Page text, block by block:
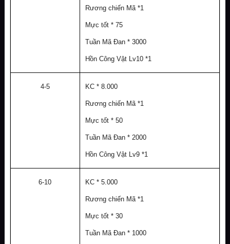
Rương chiến Mã *1
Mực tốt * 75
Tuần Mã Đan * 3000
Hồn Công Vật Lv10 *1
4-5 KC * 8.000
Rương chiến Mã *1
Mực tốt * 50
Tuần Mã Đan * 2000
Hồn Công Vật Lv9 *1
6-10 KC * 5.000
Rương chiến Mã *1
Mực tốt * 30
Tuần Mã Đan * 1000